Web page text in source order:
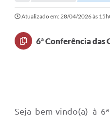
Estrutura Administrativa
Galeria de Fotos
Atualizado em: 28/04/2026 às
6ª Conferência das
Seja bem-vindo(a) à